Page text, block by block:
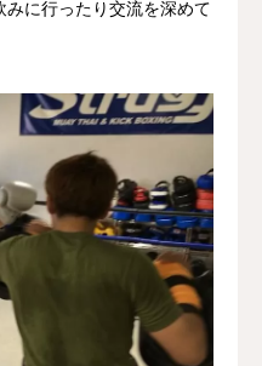
みに行ったり交流を深めて